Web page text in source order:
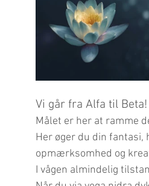
Vi går fra Alfa til Beta!
Målet er her at ramme
Her øger du din
opmærksomhed og
I vågen almindelig